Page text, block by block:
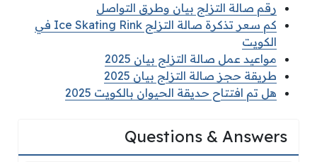
رقم صالة التزلج بيان وطرق التواصل
كم سعر تذكرة صالة التزلج Ice Skating Rink في
الكويت
مواعيد عمل صالة التزلج بيان 2025
طريقة حجز صالة التزلج بيان 2025
هل تم افتتاح حديقة الحيوان بالكويت 2025
Questions & Answers